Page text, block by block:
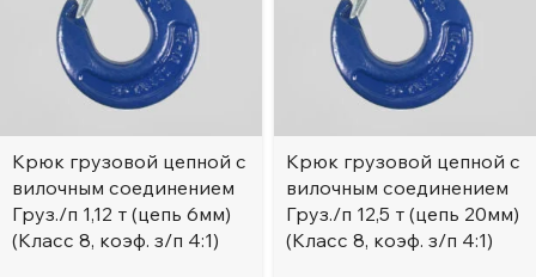
Крюк грузовой цепной с
вилочным соединением
Груз./п 1,12 т (цепь 6мм)
(Класс 8, коэф. з/п 4:1)
Крюк грузовой цепной с
вилочным соединением
Груз./п 12,5 т (цепь 20мм)
(Класс 8, коэф. з/п 4:1)